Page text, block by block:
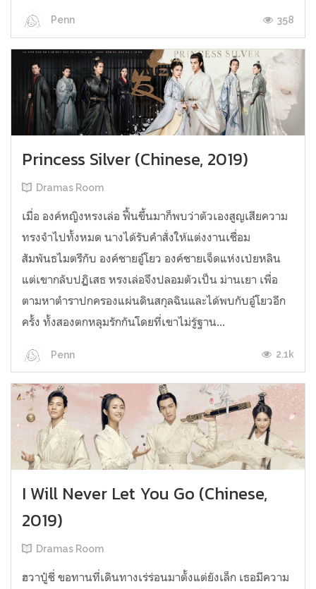
Penn 358
Princess Silver (Chinese, 2019)
Dramas Room
เมื่อ องค์หญิงหรงเล่อ ฟื้นขึ้นมาก็พบว่าตัวเองสูญเสียความ
ทรงจำไปทั้งหมด นางได้รับคำสั่งให้แต่งงานเชื่อม
สัมพันธไมตรีกับ องค์ชายอู๋โยว องค์ชายเจ็ดแห่งเป่ยหลิน
แต่เขากลับปฏิเสธ หรงเล่อจึงปลอมตัวเป็น ม่านเยา เพื่อ
ตามหาตำราปกครองแผ่นดินสกุลฉินและได้พบกับอู๋โยวอีก
ครั้ง ทั้งสองตกหลุมรักกันโดยที่เขาไม่รู้ฐาน...
Penn 2.1k
I Will Never Let You Go (Chinese,
2019)
Dramas Room
ฮวาปู๋ชี่ ขอทานที่เดินทางเร่ร่อนมาตั้งแต่ยังเล็ก เธอมีความ